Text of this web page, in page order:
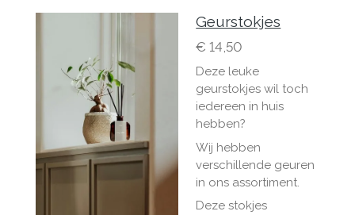
Geurstokjes
€ 14,50
Deze leuke
geurstokjes wil toch
iedereen in huis
hebben?
Wij hebben
verschillende geuren
in ons assortiment.
Deze stokjes